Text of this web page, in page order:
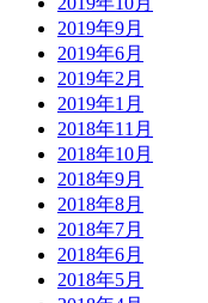
2019年9月
2019年6月
2019年2月
2019年1月
2018年11月
2018年10月
2018年9月
2018年8月
2018年7月
2018年6月
2018年5月